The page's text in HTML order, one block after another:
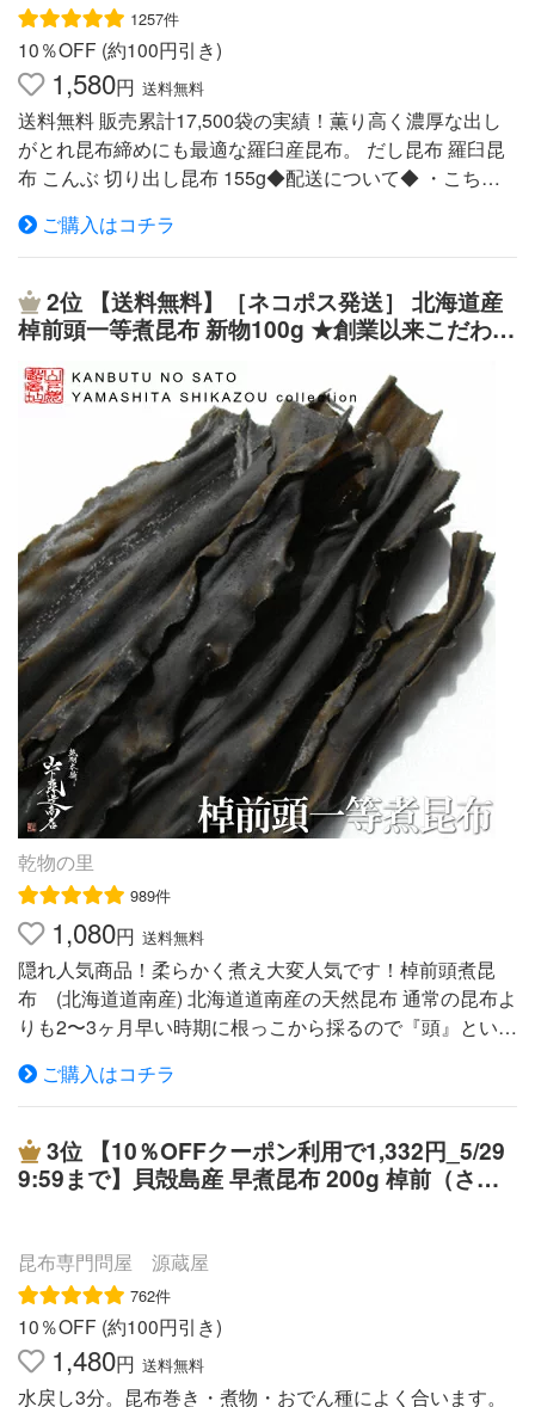
1257件
10％OFF (約100円引き)
1,580円 送料無料
送料無料 販売累計17,500袋の実績！薫り高く濃厚な出し
がとれ昆布締めにも最適な羅臼産昆布。 だし昆布 羅臼昆
布 こんぶ 切り出し昆布 155g◆配送について◆ ・こちら
利用できません ・注文数によってはメール便複数口又は
宅配便（送料無料） ◆店長からのメッセージ◆ これまで
の販売累計は11000袋！世界遺産に指定されている 北海道
知床《羅臼産》の昆布を 使いやすく大きめにカットしま
した。 レビュー4.75と、源蔵屋の看板商品です◎ 濃厚な
香りの出しはもちろん 短冊状に切ってそのまま食べると
自然のおやつになります。 羅臼産切り出し昆布 原材料昆
布（北海道羅臼産） 内容量155g 賞味期限出荷時に120日
以上のものをお詰めしております。 保存方法直射日光、
多湿はお避け下さい 加工者富山県高岡市問屋町90番地 山
三商事株式会社 TEL：0766-24-3660 源蔵屋の商品は様々
な用途や贈り物にご利用いただけます。 用途 だし昆布、
佃煮、おやつ、湯豆腐、おでん、お漬物 お祝いに 出産内
祝い、結婚祝い、新築祝い、入学祝い、結納返し、引き出
物、引き出物お祝い返し、成人祝い、卒業祝い ギフトに
プレゼント、お土産、手土産、プチギフト、誕生日、バー
スデー、菓子折り、おもたせ、贈答品 【+ras】昆布デー
タ（源蔵屋調べ） 商品名 羅臼産切り出し昆布 産地 羅臼
（養殖） 出汁の色 透明 ☆☆☆☆★ 黄金色 味わ
い 薄口 ☆☆☆☆★ 濃口 外観 黒い ☆☆☆
☆★ 茶褐色 向いている料理 出汁 ☆☆★☆☆
煮物 特徴 見た目は茶褐色で白粉（旨味成分であるマン
ニット）が吹いています。香りがよく、黄色味を帯びた濃
厚でこくのある高級だしがとれます。 出しをとった後も
ふっくらと柔らかいのでそのまま具材としてお召し上がり
いただけます。 出しだけでなくそのまま短冊状にきって
おやつ昆布としてもお召し上がりいただけます。 ■天然と
養殖の違い■ 羅臼昆布には天然と養殖があります。どちら
も同じ海で育ちますが、天然はその名の通り自生してお
り、養殖は漁師さんが筏（いかだ）に昆布の種を付けて海
らかいのでそのまま食べるおつまみには養殖の方が好まれ
ます。
ご購入はコチラ
2位
【送料無料】［ネコポス発送］ 北海道産
棹前頭一等煮昆布 新物100g ★創業以来こだわり
ナ・応援・在庫処分・ロス・訳あり・食材
乾物の里
989件
1,080円 送料無料
隠れ人気商品！柔らかく煮え大変人気です！棹前頭煮昆
布 (北海道道南産) 北海道道南産の天然昆布 通常の昆布よ
りも2〜3ヶ月早い時期に根っこから採るので『頭』という
が若いと思って頂ければ良いかもしれませんが、野菜感覚
ですごく柔らかく 煮えます。 100g (DM便サイズ約34cm×
24cm×3cm) 約6ヶ月程度 詳しくは ⇒こちらから 包
装不可・同梱不可 常温で保存して下さい。 ※代引決済の
場合は送料・手数料を加算致し ます。 メール便1個口1
元 ギフト 進物 贈り物 送料無料 ご当地 熊本 み
やげ お土産 敬老の日 お祝い 母の日 父の日 お返
し お年賀 御年賀 お見舞 御見舞 季節限定 ランキ
ング 産地直送 出産祝 快気祝結婚祝 寿 入学祝 新
築祝 内祝 プレゼント ブライダル ノベルティ 記念
品 粗品 法事 法要 仏事お香典 引出物 景品 ポイ
ご購入はコチラ
3位
【10％OFFクーポン利用で1,332円_5/29
9:59まで】貝殻島産 早煮昆布 200g 棹前（さお
昆布専門問屋 源蔵屋
762件
10％OFF (約100円引き)
1,480円 送料無料
水戻し3分。昆布巻き・煮物・おでん種によく合います。